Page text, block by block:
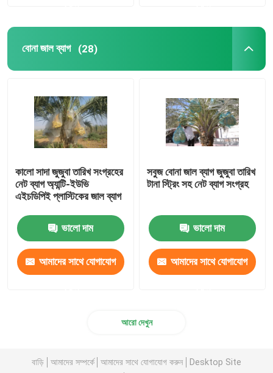
বোনা জাল ব্যাগ (28)
কালো সাদা জুজুবা তারিখ সংগ্রহের
নেট ব্যাগ অ্যান্টি-ইউভি
এইচডিপিই প্লাস্টিকের জাল ব্যাগ
ভালো দাম
আমাদের সাথে যোগাযোগ
সবুজ বোনা জাল ব্যাগ জুজুবা তারিখ
টানা স্ট্রিং সহ নেট ব্যাগ সংগ্রহ
ভালো দাম
আমাদের সাথে যোগাযোগ
আরো দেখুন
বাড়ি আমাদের সম্পর্কে আমাদের সাথে যোগাযোগ করুন
Desktop Site